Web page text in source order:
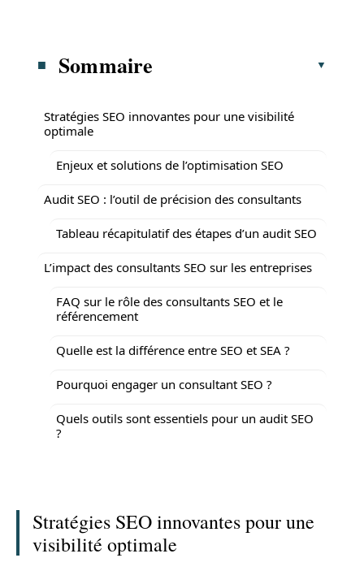
Sommaire
Stratégies SEO innovantes pour une visibilité
optimale
Enjeux et solutions de l’optimisation SEO
Audit SEO : l’outil de précision des consultants
Tableau récapitulatif des étapes d’un audit SEO
L’impact des consultants SEO sur les entreprises
FAQ sur le rôle des consultants SEO et le
référencement
Quelle est la différence entre SEO et SEA ?
Pourquoi engager un consultant SEO ?
Quels outils sont essentiels pour un audit SEO
?
Stratégies SEO innovantes pour une
visibilité optimale